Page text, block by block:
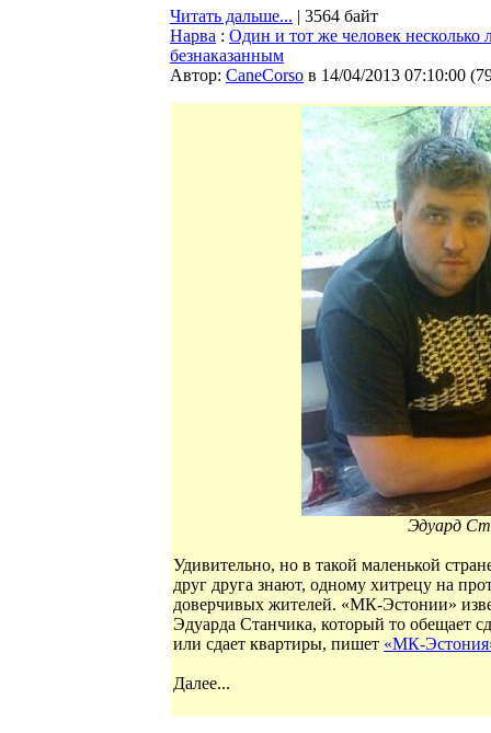
Читать дальше... | 3564 байт
Нарва : Один и тот же человек несколько
безнаказанным
Автор: CaneCorso в 14/04/2013 07:10:00 (
Эдуард
Удивительно, но в такой маленькой
друг друга знают, одному хитрецу на
доверчивых жителей. «МК-Эстонии»
Эдуарда Станчика, который то обещает
или сдает квартиры, пишет «МК-
Далее...